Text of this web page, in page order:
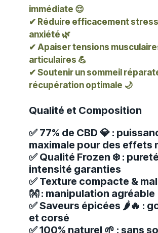
immédiate 😌
✔ Réduire efficacement
anxiété 🌿
✔ Apaiser tensions
articulaires 💪
✔ Soutenir un sommeil
récupération optimale 🌙
Qualité et Composition
✅ 77% de CBD 💎 :
maximale pour des effets
✅ Qualité Frozen ❄️ :
intensité garanties
✅ Texture compacte &
👐 : manipulation agréable
✅ Saveurs épicées 🌶️🔥 :
et corsé
✅ 100% naturel 🌱 : sans